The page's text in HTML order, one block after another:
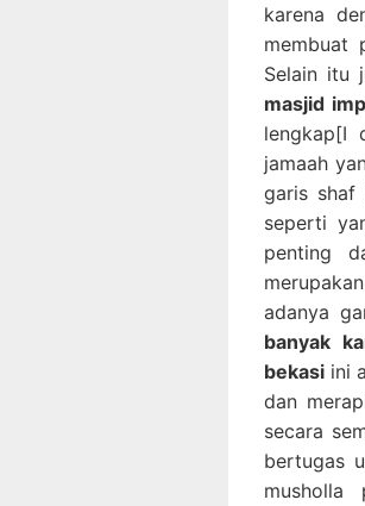
karena
membuat
Selain itu
masjid
lengkap[I
jamaah
garis shaf
seperti
penting
adanya
banyak
bekasi ini
dan
secara
bertugas
musholla